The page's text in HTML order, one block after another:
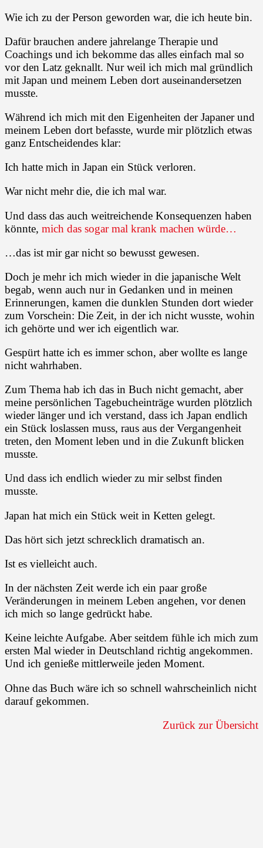
Wie ich zu der Person geworden war, die ich heute bin.
Dafür brauchen andere jahrelange Therapie und
Coachings und ich bekomme das alles einfach mal so
vor den Latz geknallt. Nur weil ich mich mal gründlich
mit Japan und meinem Leben dort auseinandersetzen
musste.
Während ich mich mit den Eigenheiten der Japaner und
meinem Leben dort befasste, wurde mir plötzlich etwas
ganz Entscheidendes klar:
Ich hatte mich in Japan ein Stück verloren.
War nicht mehr die, die ich mal war.
Und dass das auch weitreichende Konsequenzen haben
könnte, mich das sogar mal krank machen würde…
…das ist mir gar nicht so bewusst gewesen.
Doch je mehr ich mich wieder in die japanische Welt
begab, wenn auch nur in Gedanken und in meinen
Erinnerungen, kamen die dunklen Stunden dort wieder
zum Vorschein: Die Zeit, in der ich nicht wusste, wohin
ich gehörte und wer ich eigentlich war.
Gespürt hatte ich es immer schon, aber wollte es lange
nicht wahrhaben.
Zum Thema hab ich das in Buch nicht gemacht, aber
meine persönlichen Tagebucheinträge wurden plötzlich
wieder länger und ich verstand, dass ich Japan endlich
ein Stück loslassen muss, raus aus der Vergangenheit
treten, den Moment leben und in die Zukunft blicken
musste.
Und dass ich endlich wieder zu mir selbst finden
musste.
Japan hat mich ein Stück weit in Ketten gelegt.
Das hört sich jetzt schrecklich dramatisch an.
Ist es vielleicht auch.
In der nächsten Zeit werde ich ein paar große
Veränderungen in meinem Leben angehen, vor denen
ich mich so lange gedrückt habe.
Keine leichte Aufgabe. Aber seitdem fühle ich mich zum
ersten Mal wieder in Deutschland richtig angekommen.
Und ich genieße mittlerweile jeden Moment.
Ohne das Buch wäre ich so schnell wahrscheinlich nicht
darauf gekommen.
Zurück zur Übersicht